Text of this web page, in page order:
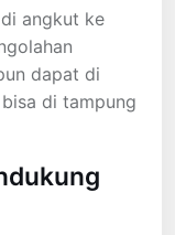
angkut ke
dapat di
di tampung